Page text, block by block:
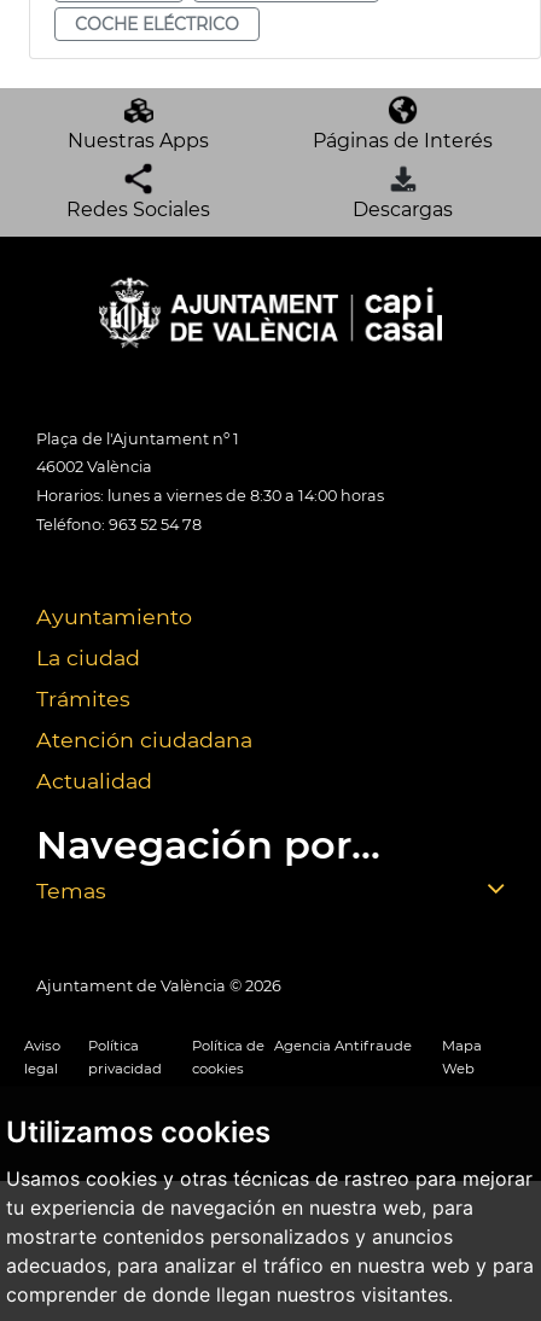
Utilizamos cookies
Usamos cookies y otras técnicas de rastreo para mejorar
tu experiencia de navegación en nuestra web, para
mostrarte contenidos personalizados y anuncios
adecuados, para analizar el tráfico en nuestra web y para
comprender de donde llegan nuestros visitantes.
COCHE ELÉCTRICO
Nuestras Apps Páginas de Interés
Redes Sociales Descargas
Plaça de l'Ajuntament nº 1
46002 València
Horarios: lunes a viernes de 8:30 a 14:00 horas
Teléfono: 963 52 54 78
Ayuntamiento
La ciudad
Trámites
Atención ciudadana
Actualidad
Navegación por...
Temas
Ajuntament de València © 2026
Aviso
legal
Política
privacidad
Política de
cookies
Agencia Antifraude
Mapa
Web